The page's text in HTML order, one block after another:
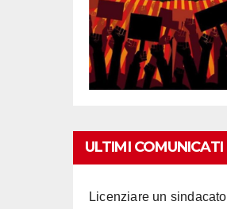
ULTIMI COMUNICATI
Licenziare un sindacato